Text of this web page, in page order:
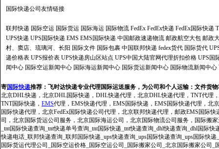
国际快递公司 友情链接
联邦快递 国际空运 国际货运 国际海运 国际物流 FedEx FedEx快递 FedEx国际快递
UPS快递 UPS国际快递 EMS EMS国际快递 中国邮政速递物流 邮政航空大包 邮政
村、窦店、琉璃河、长阳 国际文件 国际包裹 中国联邦快递 fedex货代 国际货代
递价格表 UPS报价表 UPS快递房山区站点 UPS中国大陆官网代理折扣价格 UPS国
闻中心 国际空运新闻中心 国际海运新闻中心 国际货运新闻中心 国际物流新闻中心
寄国际快递推荐： 飞时达快递专业代理国际运送服务，为公司和个人运输：文件货
北京DHL快递，北京DHL国际快递，DHL快递代理，北京DHL快递代理，TNT代理
TNT国际快递， EMS代理，EMS快递代理，EMS国际快递，EMS国际快递代理，北
国际快递代理，北京FedEx国际快递公司代理，北京联邦快递代理，邮政EMS国际
司，北京国际货运公司服务，北京国际海运公司，北京国际物流公司服务，国际搬
_tnt国际快递查询_tnt快递单号查询_tnt国际快递_tnt快递查询_dhl快递查询_dhl国际
快递电话_联邦快递查询_联邦国际快递_ups快递查询_ups国际快递查询_ups国际快
国际货运代理公司_国际空运价格_国际空运公司_国际搬家公司_北京国际搬家公司_